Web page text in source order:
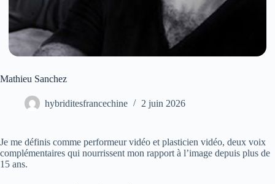
Mathieu Sanchez
hybriditesfrancechine 2 juin 2026
Je me définis comme performeur vidéo et plasticien vidéo, deux voix
complémentaires qui nourrissent mon rapport à l’image depuis plus de
15 ans.